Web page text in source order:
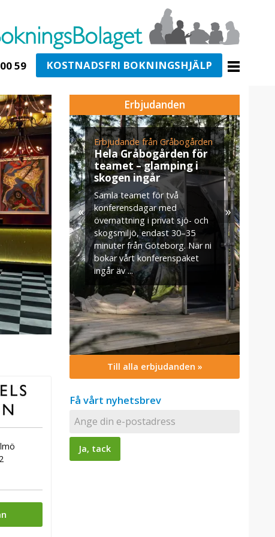
59 KOSTNADSFRI BOKNINGSHJÄLP
Erbjudanden
Erbjudande från Gråbogården
Hela Gråbogården för
teamet – glamping i
skogen ingår
Samla teamet för två
konferensdagar med
övernattning i privat sjö- och
skogsmiljö, endast 30–35
minuter från Göteborg. När ni
bokar vårt konferenspaket
ingår äv ...
Erbjudande från
Ekerö
Julbord på
När vintern lägger
Mälaren dukar vi
klassiskt svenskt
Skyttegården. Här
doften av gran, ljus
brinner stilla och
« »
Till alla erbjudanden »
Få vårt nyhetsbrev